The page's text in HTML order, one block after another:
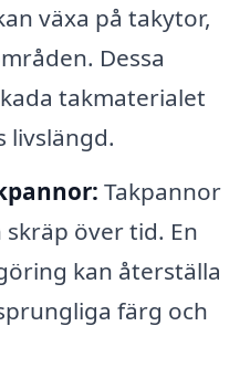
växa på takytor,
Dessa
takmaterialet
livslängd.
Takpannor
över tid. En
kan återställa
färg och